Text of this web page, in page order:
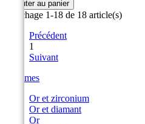
Ajouter au panier
Affichage 1-18 de 18 article(s)
Précédent
1
Suivant
Hommes
Or et zirconium
Or et diamant
Or